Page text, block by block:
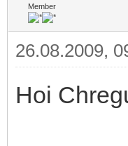
Member
26.08.2009,
Hoi